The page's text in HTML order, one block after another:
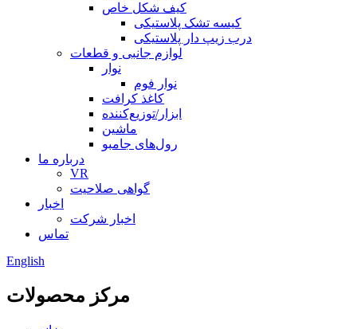
کیف شکل خاص
کیسه تشک پلاستیکی
درب زیپ دار پلاستیکی
لوازم جانبی و قطعات
نوار
نوار فوم
کاغذ کرافت
ابزار/توزیع‌کننده
ماشین
رول‌های جامبو
درباره ما
VR
گواهی صلاحیت
اخبار
اخبار شرکت
تماس
English
مرکز محصولات